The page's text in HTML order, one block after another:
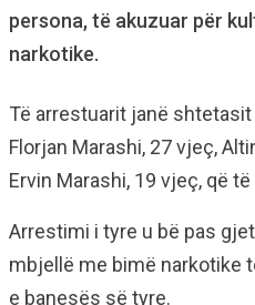
persona, të akuzuar për
narkotike.
Të arrestuarit janë
Florjan Marashi, 27 vjeç,
Ervin Marashi, 19 vjeç, që
Arrestimi i tyre u bë pas
mbjellë me bimë narkotike
e banesës së tyre.